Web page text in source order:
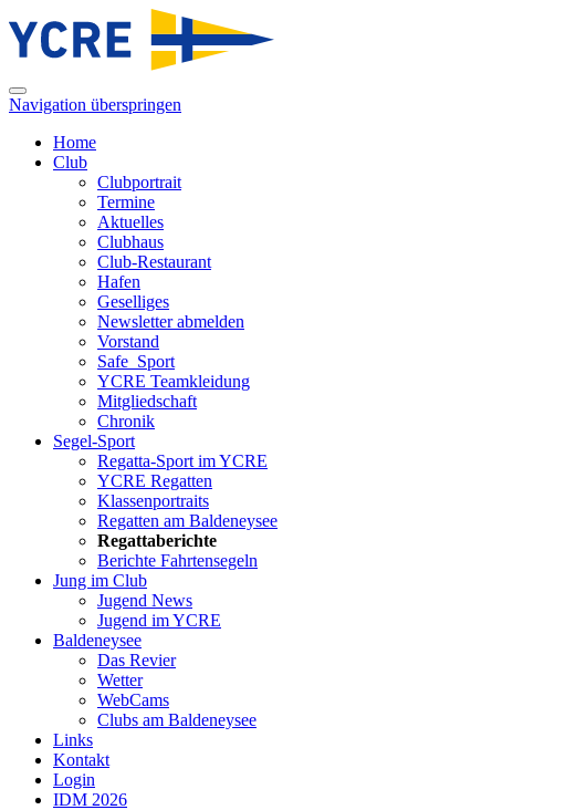
Navigation überspringen
Home
Club
Clubportrait
Termine
Aktuelles
Clubhaus
Club-Restaurant
Hafen
Geselliges
Newsletter abmelden
Vorstand
Safe_Sport
YCRE Teamkleidung
Mitgliedschaft
Chronik
Segel-Sport
Regatta-Sport im YCRE
YCRE Regatten
Klassenportraits
Regatten am Baldeneysee
Regattaberichte
Berichte Fahrtensegeln
Jung im Club
Jugend News
Jugend im YCRE
Baldeneysee
Das Revier
Wetter
WebCams
Clubs am Baldeneysee
Links
Kontakt
Login
IDM 2026